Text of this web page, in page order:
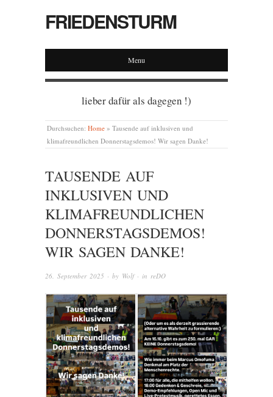
FRIEDENSTURM
Menu
lieber dafür als dagegen !)
Durchsuchen: Home » Tausende auf inklusiven und
klimafreundlichen Donnerstagsdemos! Wir sagen Danke!
TAUSENDE AUF
INKLUSIVEN UND
KLIMAFREUNDLICHEN
DONNERSTAGSDEMOS!
WIR SAGEN DANKE!
26. September 2025 · by Wolf· in reDO